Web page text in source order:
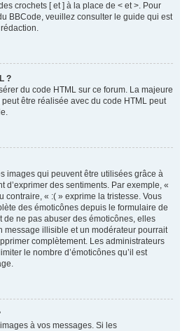
crochets [ et ] à la place de < et >. Pour
BBCode, veuillez consulter le guide qui est
?
du code HTML sur ce forum. La majeure
être réalisée avec du code HTML peut
images qui peuvent être utilisées grâce à
d’exprimer des sentiments. Par exemple, «
contraire, « :( » exprime la tristesse. Vous
des émoticônes depuis le formulaire de
de ne pas abuser des émoticônes, elles
message illisible et un modérateur pourrait
complètement. Les administrateurs
le nombre d’émoticônes qu’il est
à vos messages. Si les